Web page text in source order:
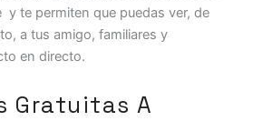
y te permiten que puedas ver, de
a tus amigo, familiares y
en directo.
Gratuitas A